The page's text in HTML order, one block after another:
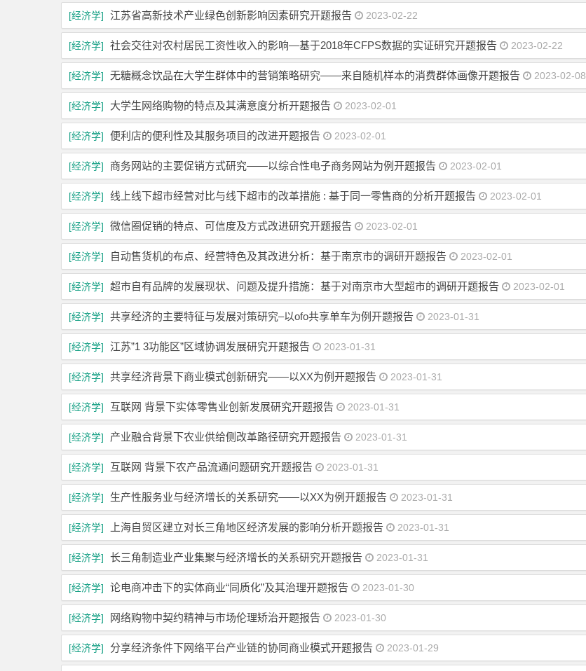
[经济学] 江苏省高新技术产业绿色创新影响因素研究开题报告 2023-02-22
[经济学] 社会交往对农村居民工资性收入的影响—基于2018年CFPS数据的实证研究开题报告 2023-02-22
[经济学] 无糖概念饮品在大学生群体中的营销策略研究——来自随机样本的消费群体画像开题报告 2023-02-08
[经济学] 大学生网络购物的特点及其满意度分析开题报告 2023-02-01
[经济学] 便利店的便利性及其服务项目的改进开题报告 2023-02-01
[经济学] 商务网站的主要促销方式研究——以综合性电子商务网站为例开题报告 2023-02-01
[经济学] 线上线下超市经营对比与线下超市的改革措施 : 基于同一零售商的分析开题报告 2023-02-01
[经济学] 微信圈促销的特点、可信度及方式改进研究开题报告 2023-02-01
[经济学] 自动售货机的布点、经营特色及其改进分析：基于南京市的调研开题报告 2023-02-01
[经济学] 超市自有品牌的发展现状、问题及提升措施：基于对南京市大型超市的调研开题报告 2023-02-01
[经济学] 共享经济的主要特征与发展对策研究–以ofo共享单车为例开题报告 2023-01-31
[经济学] 江苏”1 3功能区”区域协调发展研究开题报告 2023-01-31
[经济学] 共享经济背景下商业模式创新研究——以XX为例开题报告 2023-01-31
[经济学] 互联网 背景下实体零售业创新发展研究开题报告 2023-01-31
[经济学] 产业融合背景下农业供给侧改革路径研究开题报告 2023-01-31
[经济学] 互联网 背景下农产品流通问题研究开题报告 2023-01-31
[经济学] 生产性服务业与经济增长的关系研究——以XX为例开题报告 2023-01-31
[经济学] 上海自贸区建立对长三角地区经济发展的影响分析开题报告 2023-01-31
[经济学] 长三角制造业产业集聚与经济增长的关系研究开题报告 2023-01-31
[经济学] 论电商冲击下的实体商业“同质化”及其治理开题报告 2023-01-30
[经济学] 网络购物中契约精神与市场伦理矫治开题报告 2023-01-30
[经济学] 分享经济条件下网络平台产业链的协同商业模式开题报告 2023-01-29